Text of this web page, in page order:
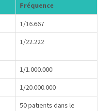
Fréquence
1/16.667
1/22.222
1/1.000.000
1/20.000.000
50 patients dans le